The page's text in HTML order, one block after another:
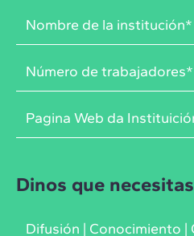
Dinos que necesitas